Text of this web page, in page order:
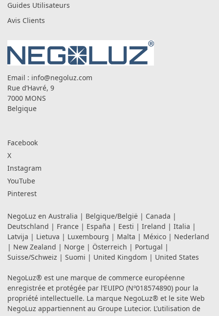
Guides Utilisateurs
Avis Clients
Email : info@negoluz.com
Rue d’Havré, 9
7000 MONS
Belgique
Facebook
X
Instagram
YouTube
Pinterest
NegoLuz en Australia | Belgique/België | Canada |
Deutschland | France | España | Eesti | Ireland | Italia |
Latvija | Lietuva | Luxembourg | Malta | México | Nederland
| New Zealand | Norge | Österreich | Portugal |
Suisse/Schweiz | Suomi | United Kingdom | United States
NegoLuz® est une marque de commerce européenne
enregistrée et protégée par l’EUIPO (Nº018574890) pour la
propriété intellectuelle. La marque NegoLuz® et le site Web
NegoLuz appartiennent au Groupe Lutecior. L’utilisation de